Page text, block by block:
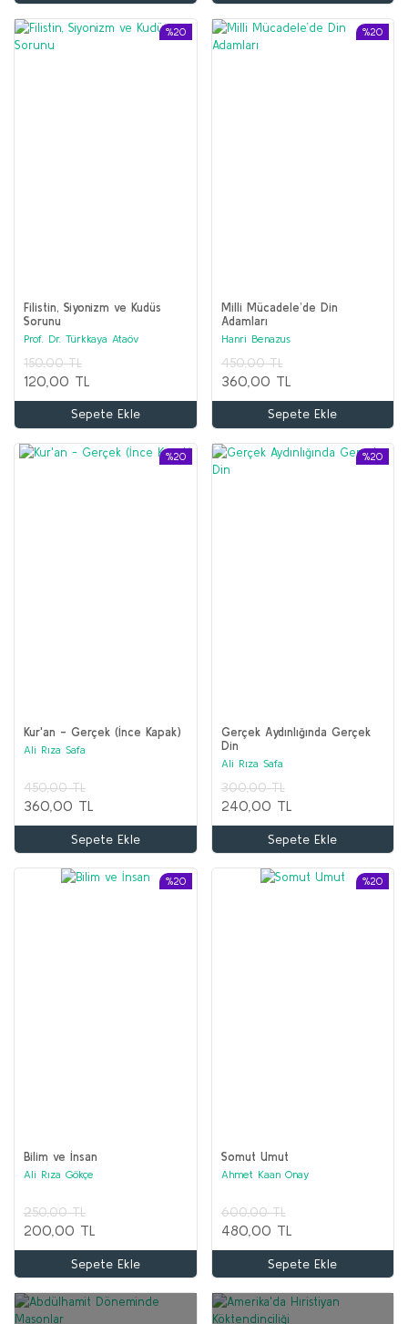
%20
Filistin, Siyonizm ve Kudüs
Sorunu
Prof. Dr. Türkkaya Ataöv
150,00 TL
120,00 TL
Sepete Ekle
%20
Milli Mücadele’de Din
Adamları
Hanri Benazus
450,00 TL
360,00 TL
Sepete Ekle
%20
Kur'an - Gerçek (İnce Kapak)
Ali Rıza Safa
450,00 TL
360,00 TL
Sepete Ekle
%20
Gerçek Aydınlığında Gerçek
Din
Ali Rıza Safa
300,00 TL
240,00 TL
Sepete Ekle
%20
Bilim ve İnsan
Ali Rıza Gökçe
250,00 TL
200,00 TL
Sepete Ekle
%20
Somut Umut
Ahmet Kaan Onay
600,00 TL
480,00 TL
Sepete Ekle